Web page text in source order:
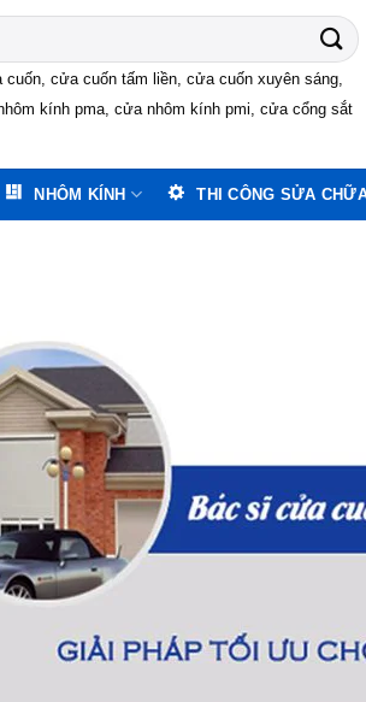
cửa cuốn tấm liền, cửa cuốn xuyên sáng,
kính pma, cửa nhôm kính pmi, cửa cổng sắt
NHÔM KÍNH THI CÔNG SỬA